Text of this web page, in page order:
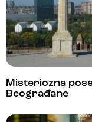
Misteriozna
Beograđane